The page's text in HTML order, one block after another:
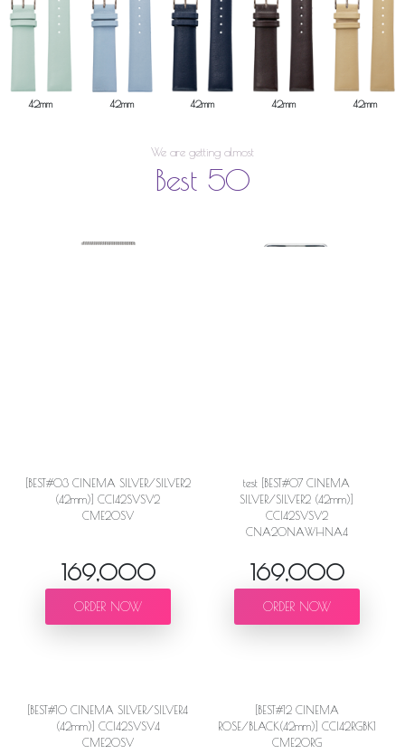
42mm 42mm 42mm 42mm 42mm
We are getting almost
Best 50
[BEST#03 CINEMA SILVER/SILVER2
(42mm)] CCI42SVSV2
CME20SV
169,000
ORDER NOW
test [BEST#07 CINEMA
SILVER/SILVER2 (42mm)]
CCI42SVSV2
CNA20NAWHNA4
169,000
ORDER NOW
[BEST#10 CINEMA SILVER/SILVER4
(42mm)] CCI42SVSV4
CME20SV
[BEST#12 CINEMA
ROSE/BLACK(42mm)] CCI42RGBK1
CME20RG